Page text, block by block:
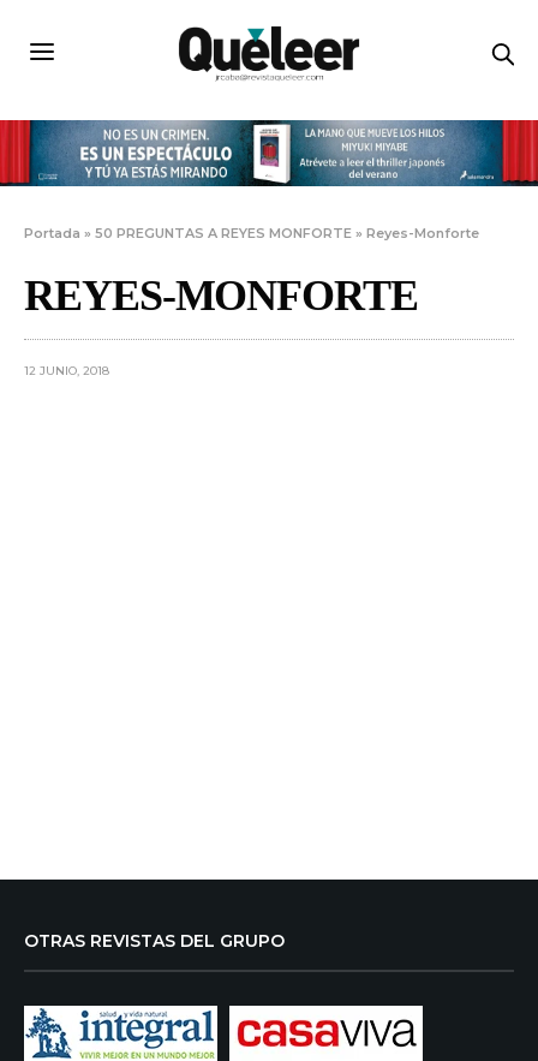
Portada »50 PREGUNTAS A REYES MONFORTE »Reyes-Monforte
REYES-MONFORTE
12 JUNIO, 2018
OTRAS REVISTAS DEL GRUPO